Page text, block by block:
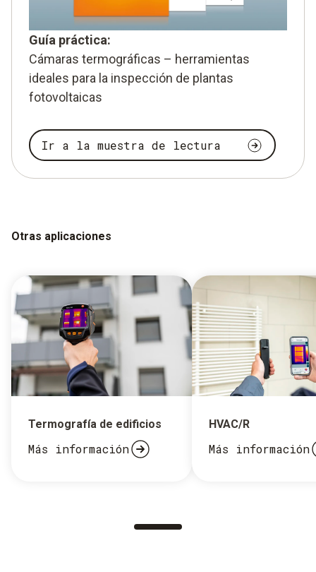
Guía práctica:
Cámaras termográficas – herramientas
ideales para la inspección de plantas
fotovoltaicas
Ir a la muestra de lectura
Otras aplicaciones
Termografía de edificios
Más información
HVAC/R
Más información